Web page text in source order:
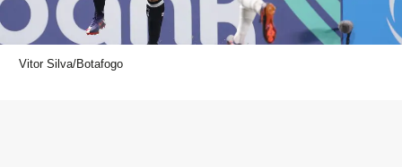
Vitor Silva/Botafogo